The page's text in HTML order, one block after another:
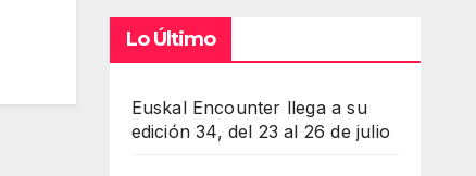
Lo Último
Euskal Encounter llega a su
edición 34, del 23 al 26 de julio